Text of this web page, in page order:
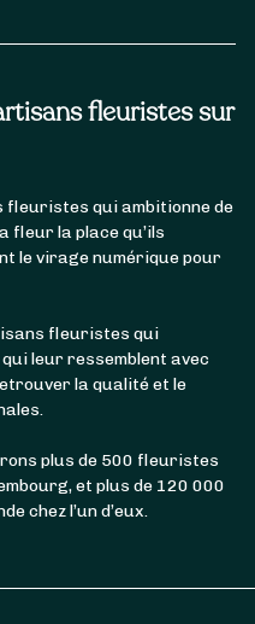
fleuristes sur
fleuristes qui ambitionne de
fleur la place qu’ils
le virage numérique pour
fleuristes qui
leur ressemblent avec
la qualité et le
plus de 500 fleuristes
et plus de 120 000
chez l’un d’eux.